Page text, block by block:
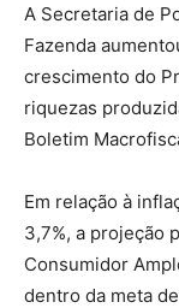
A Secretaria de
Fazenda
crescimento do
riquezas
Boletim
Em relação à
3,7%, a projeção
Consumidor
dentro da meta